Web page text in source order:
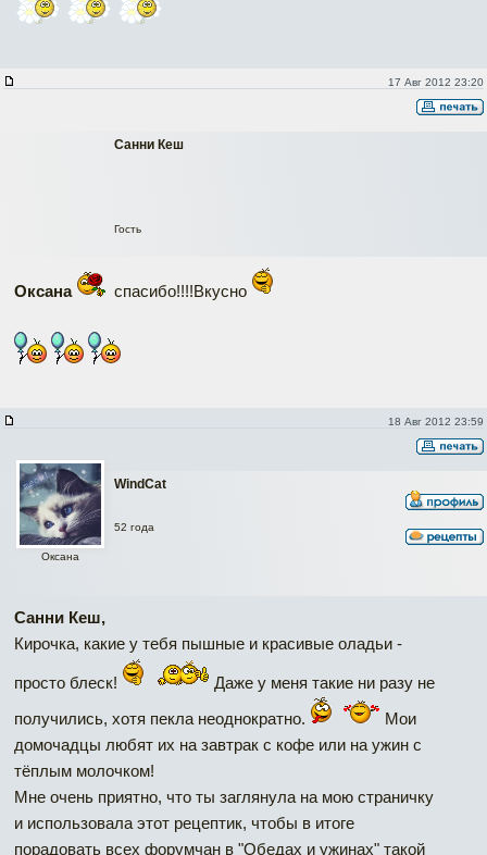
17 Авг 2012 23:20
Санни Кеш
Гость
Оксана спасибо!!!!Вкусно
18 Авг 2012 23:59
WindCat
Оксана
52 года
Санни Кеш,
Кирочка, какие у тебя пышные и красивые оладьи -
просто блеск!
Даже у меня такие ни разу не
получились, хотя пекла неоднократно.
Мои
домочадцы любят их на завтрак с кофе или на ужин с
тёплым молочком!
Мне очень приятно, что ты заглянула на мою страничку
и использовала этот рецептик, чтобы в итоге
порадовать всех форумчан в "Обедах и ужинах" такой